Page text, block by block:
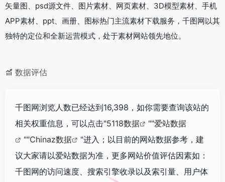
矢量图、psd源文件、图片素材、网页素材、3D模型素材、手机
APP素材、ppt、画册、图标热门主流素材下载服务，千图网以其
独特的定位和全新运营模式，处于素材网站领先地位。
数据评估
千图网浏览人数已经达到16,398，如你需要查询该站的
相关权重信息，可以点击"5118数据 ""爱站数据
""Chinaz数据
"进入；以目前的网站数据参考，建
议大家请以爱站数据为准，更多网站价值评估因素如：
千图网的访问速度、搜索引擎收录以及索引量、用户体